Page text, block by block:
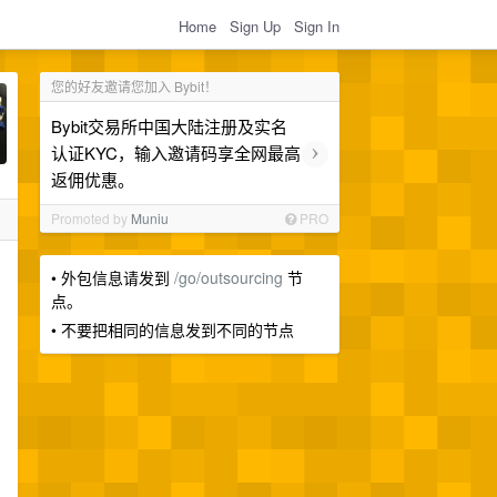
Home Sign Up Sign In
您的好友邀请您加入 Bybit！
Bybit交易所中国大陆注册及实名
认证KYC，输入邀请码享全网最高
返佣优惠。
›
Promoted by Muniu PRO
• 外包信息请发到 /go/outsourcing 节
点。
• 不要把相同的信息发到不同的节点